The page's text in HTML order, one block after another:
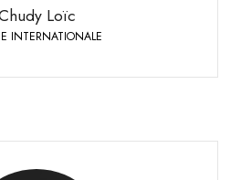
Loïc
INTERNATIONALE